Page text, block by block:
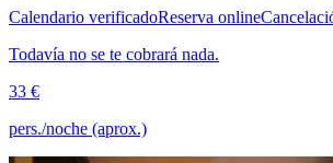
Calendario verificadoReserva online
Todavía no se te cobrará nada.
33 €
pers./noche (aprox.)